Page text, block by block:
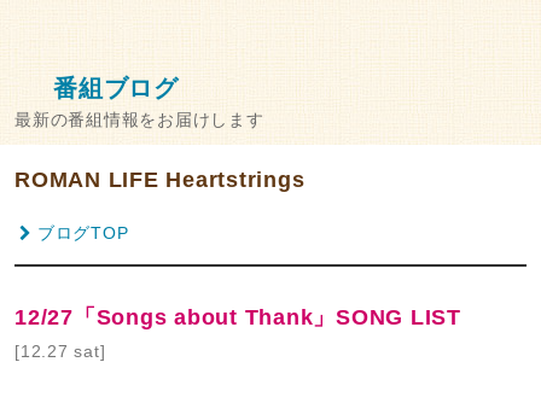
番組ブログ
最新の番組情報をお届けします
ROMAN LIFE Heartstrings
ブログTOP
12/27「Songs about Thank」SONG LIST
[12.27 sat]